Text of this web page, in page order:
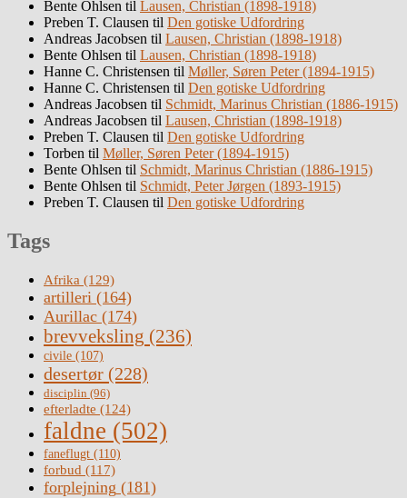
Bente Ohlsen til Lausen, Christian (1898-1918)
Preben T. Clausen til Den gotiske Udfordring
Andreas Jacobsen til Lausen, Christian (1898-1918)
Bente Ohlsen til Lausen, Christian (1898-1918)
Hanne C. Christensen til Møller, Søren Peter (1894-1915)
Hanne C. Christensen til Den gotiske Udfordring
Andreas Jacobsen til Schmidt, Marinus Christian (1886-1915)
Andreas Jacobsen til Lausen, Christian (1898-1918)
Preben T. Clausen til Den gotiske Udfordring
Torben til Møller, Søren Peter (1894-1915)
Bente Ohlsen til Schmidt, Marinus Christian (1886-1915)
Bente Ohlsen til Schmidt, Peter Jørgen (1893-1915)
Preben T. Clausen til Den gotiske Udfordring
Tags
Afrika (129)
artilleri (164)
Aurillac (174)
brevveksling (236)
civile (107)
desertør (228)
disciplin (96)
efterladte (124)
faldne (502)
faneflugt (110)
forbud (117)
forplejning (181)